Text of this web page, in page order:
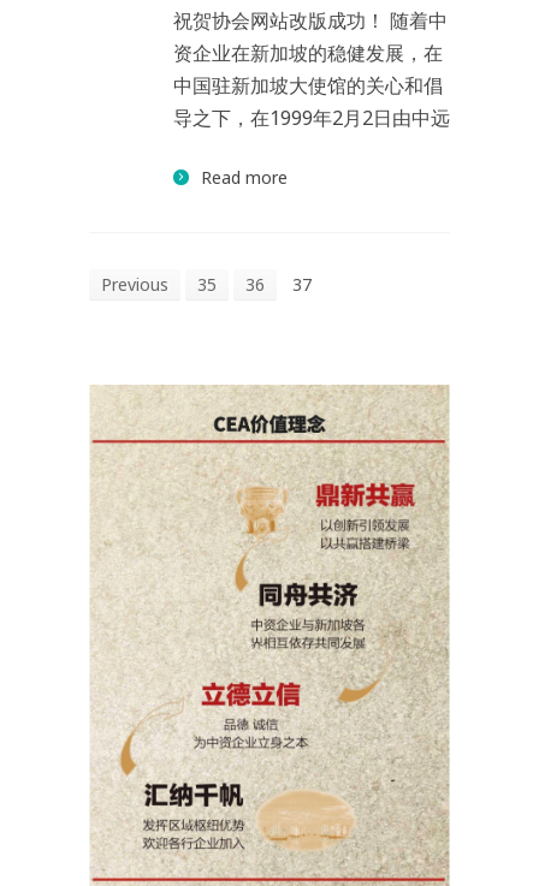
祝贺协会网站改版成功！ 随着中
资企业在新加坡的稳健发展，在
中国驻新加坡大使馆的关心和倡
导之下，在1999年2月2日由中远
Read more
Previous 35 36 37